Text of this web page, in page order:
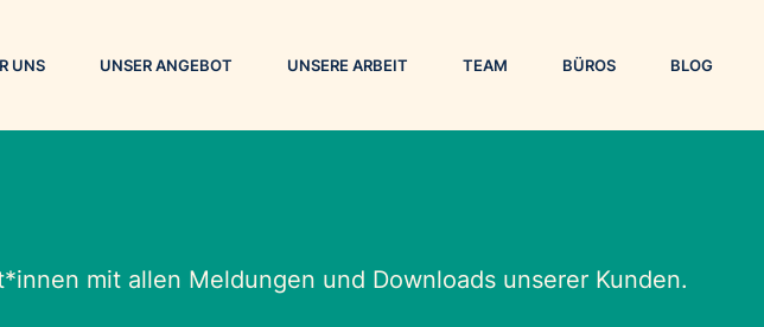
UNS UNSER ANGEBOT UNSERE ARBEIT TEAM BÜROS BLOG
mit allen Meldungen und Downloads unserer Kunden.